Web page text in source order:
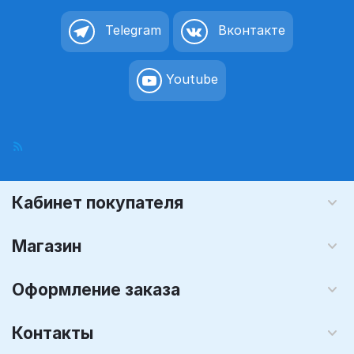
Telegram Вконтакте
Youtube
Кабинет покупателя
Магазин
Оформление заказа
Контакты